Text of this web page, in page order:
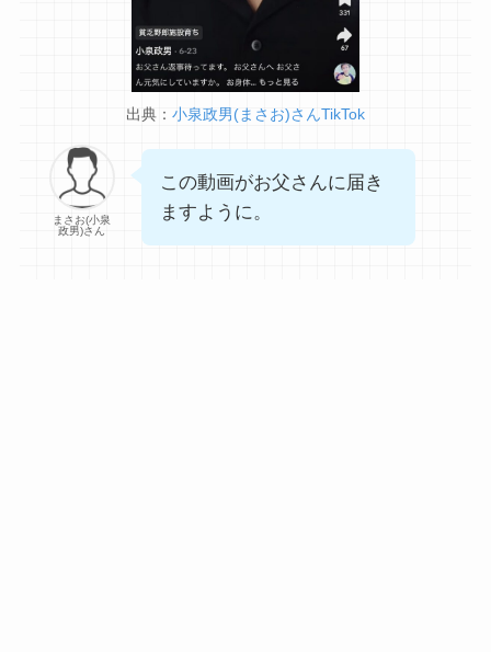
出典： 小泉政男(まさお)さんTikTok
まさお(小泉
政男)さん
この動画がお父さんに届き
ますように。